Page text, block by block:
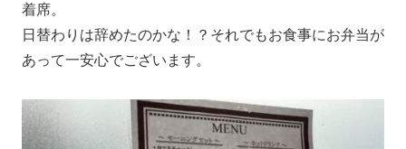
着席。
日替わりは辞めたのかな！？それでもお食事にお弁当が
あって一安心でございます。